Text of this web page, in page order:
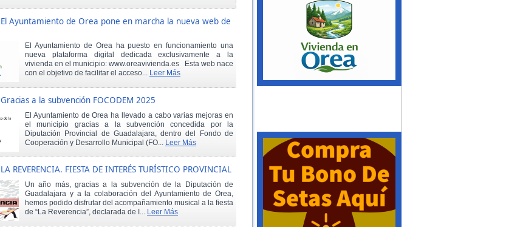
El Ayuntamiento de Orea pone en marcha la nueva web de
El Ayuntamiento de Orea ha puesto en funcionamiento una
nueva plataforma digital dedicada exclusivamente a la
vivienda en el municipio: www.oreavivienda.es Esta web nace
con el objetivo de facilitar el acceso... Leer Más
Gracias a la subvención FOCODEM 2025
El Ayuntamiento de Orea ha llevado a cabo varias mejoras en
el municipio gracias a la subvención concedida por la
Diputación Provincial de Guadalajara, dentro del Fondo de
Cooperación y Desarrollo Municipal (FO... Leer Más
LA REVERENCIA. FIESTA DE INTERÉS TURÍSTICO PROVINCIAL
Un año más, gracias a la subvención de la Diputación de
Guadalajara y a la colaboración del Ayuntamiento de Orea,
hemos podido disfrutar del acompañamiento musical a la fiesta
de “La Reverencia”, declarada de I... Leer Más